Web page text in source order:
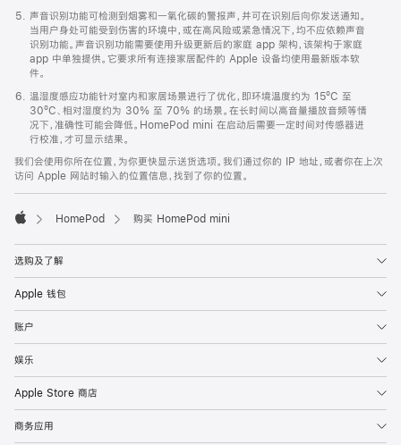
声音识别功能可检测到烟雾和一氧化碳的警报声，并可在识别后向你发送通知。
当用户身处可能受到伤害的环境中，或在高风险或紧急情况下，均不应依赖声音
识别功能。声音识别功能需要使用升级更新后的家庭 app 架构，该架构于家庭
app 中单独提供。它要求所有连接家居配件的 Apple 设备均使用最新版本软
件。
温湿度感应功能针对室内和家居场景进行了优化，即环境温度约为 15ºC 至
30ºC、相对湿度约为 30% 至 70% 的场景。在长时间以高音量播放音频等情
况下，准确性可能会降低。HomePod mini 在启动后需要一定时间对传感器进
行校准，才可显示结果。
我们会使用你所在位置，为你更快显示送货选项。我们通过你的 IP 地址，或者你在上次
访问 Apple 网站时输入的位置信息，找到了你的位置。
HomePod 购买 HomePod mini
选购及了解
Apple 钱包
账户
娱乐
Apple Store 商店
商务应用